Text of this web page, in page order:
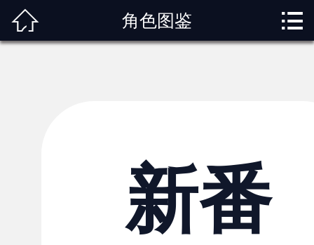
角色图鉴
内容服务
观影指南
 角色图鉴 
新番